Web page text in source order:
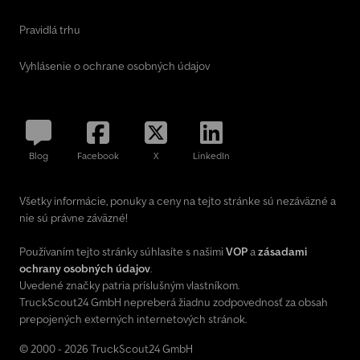
Pravidlá trhu
Vyhlásenie o ochrane osobných údajov
Blog Facebook X LinkedIn
Všetky informácie, ponuky a ceny na tejto stránke sú nezáväzné a
nie sú právne záväzné!
Používaním tejto stránky súhlasíte s našimi VOPazásadami
ochrany osobných údajov.
Uvedené značky patria príslušným vlastníkom.
TruckScout24 GmbH nepreberá žiadnu zodpovednosť za obsah
prepojených externých internetových stránok.
© 2000 - 2026 TruckScout24 GmbH